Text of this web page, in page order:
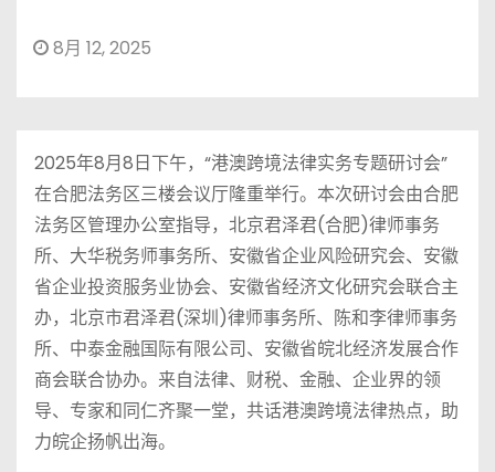
8月 12, 2025
2025年8月8日下午，“港澳跨境法律实务专题研讨会”
在合肥法务区三楼会议厅隆重举行。本次研讨会由合肥
法务区管理办公室指导，北京君泽君(合肥)律师事务
所、大华税务师事务所、安徽省企业风险研究会、安徽
省企业投资服务业协会、安徽省经济文化研究会联合主
办，北京市君泽君(深圳)律师事务所、陈和李律师事务
所、中泰金融国际有限公司、安徽省皖北经济发展合作
商会联合协办。来自法律、财税、金融、企业界的领
导、专家和同仁齐聚一堂，共话港澳跨境法律热点，助
力皖企扬帆出海。